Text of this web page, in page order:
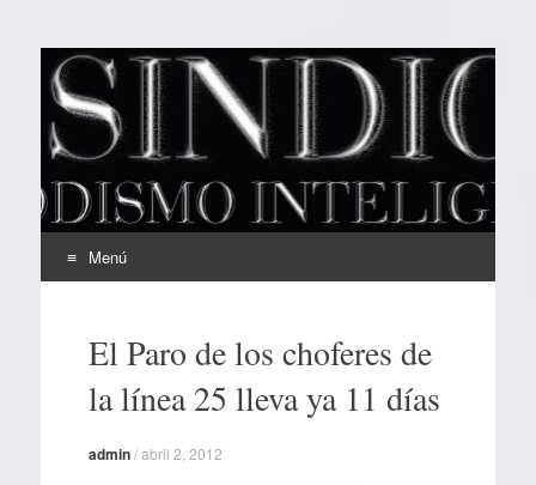
EL SINDICAL
Periodismo Inteligente
Menú
contenidoEl Paro de los choferes de
la línea 25 lleva ya 11 días
admin/abril 2, 2012